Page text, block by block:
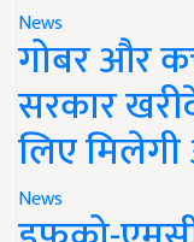
News
गोबर और
सरकार
लिए
News